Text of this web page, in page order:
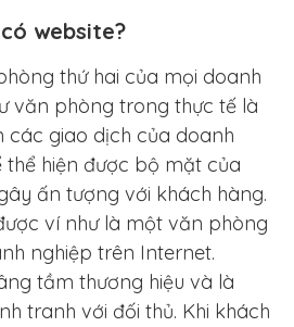
website?
thứ hai của mọi doanh
văn phòng trong thực tế là
các giao dịch của doanh
thể hiện được bộ mặt của
ấn tượng với khách hàng.
ví như là một văn phòng
nghiệp trên Internet.
tầm thương hiệu và là
tranh với đối thủ. Khi khách